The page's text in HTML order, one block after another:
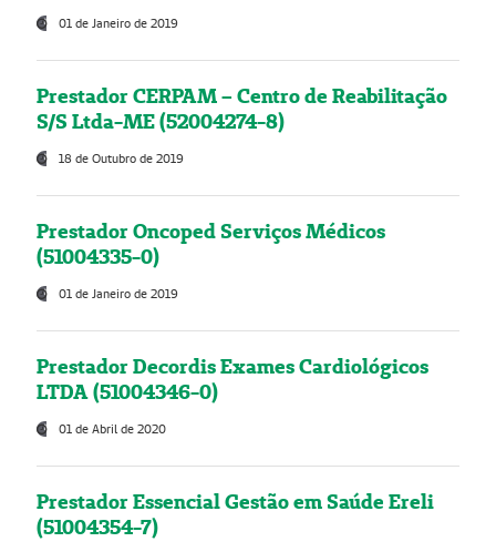
01 de Janeiro de 2019
Prestador CERPAM – Centro de Reabilitação
S/S Ltda-ME (52004274-8)
18 de Outubro de 2019
Prestador Oncoped Serviços Médicos
(51004335-0)
01 de Janeiro de 2019
Prestador Decordis Exames Cardiológicos
LTDA (51004346-0)
01 de Abril de 2020
Prestador Essencial Gestão em Saúde Ereli
(51004354-7)